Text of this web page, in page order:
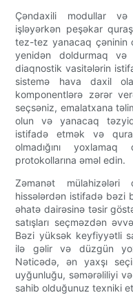
Çəndaxili modullar
işləyərkən peşəkar
tez-tez yanacaq çəninin
yenidən doldurmaq
diaqnostik vasitələrin
sistemə hava daxil
komponentlərə zərər
seçsəniz, emalatxana
olun və yanacaq
istifadə etmək və
olmadığını
protokollarına əməl edin.
Zəmanət
hissələrdən istifadə bəzi
əhatə dairəsinə təsir
satışları seçməzdən
Bəzi yüksək keyfiyyətli
ilə gəlir və düzgün
Nəticədə, ən yaxşı
uyğunluğu, səmərəliliyi
sahib olduğunuz texniki